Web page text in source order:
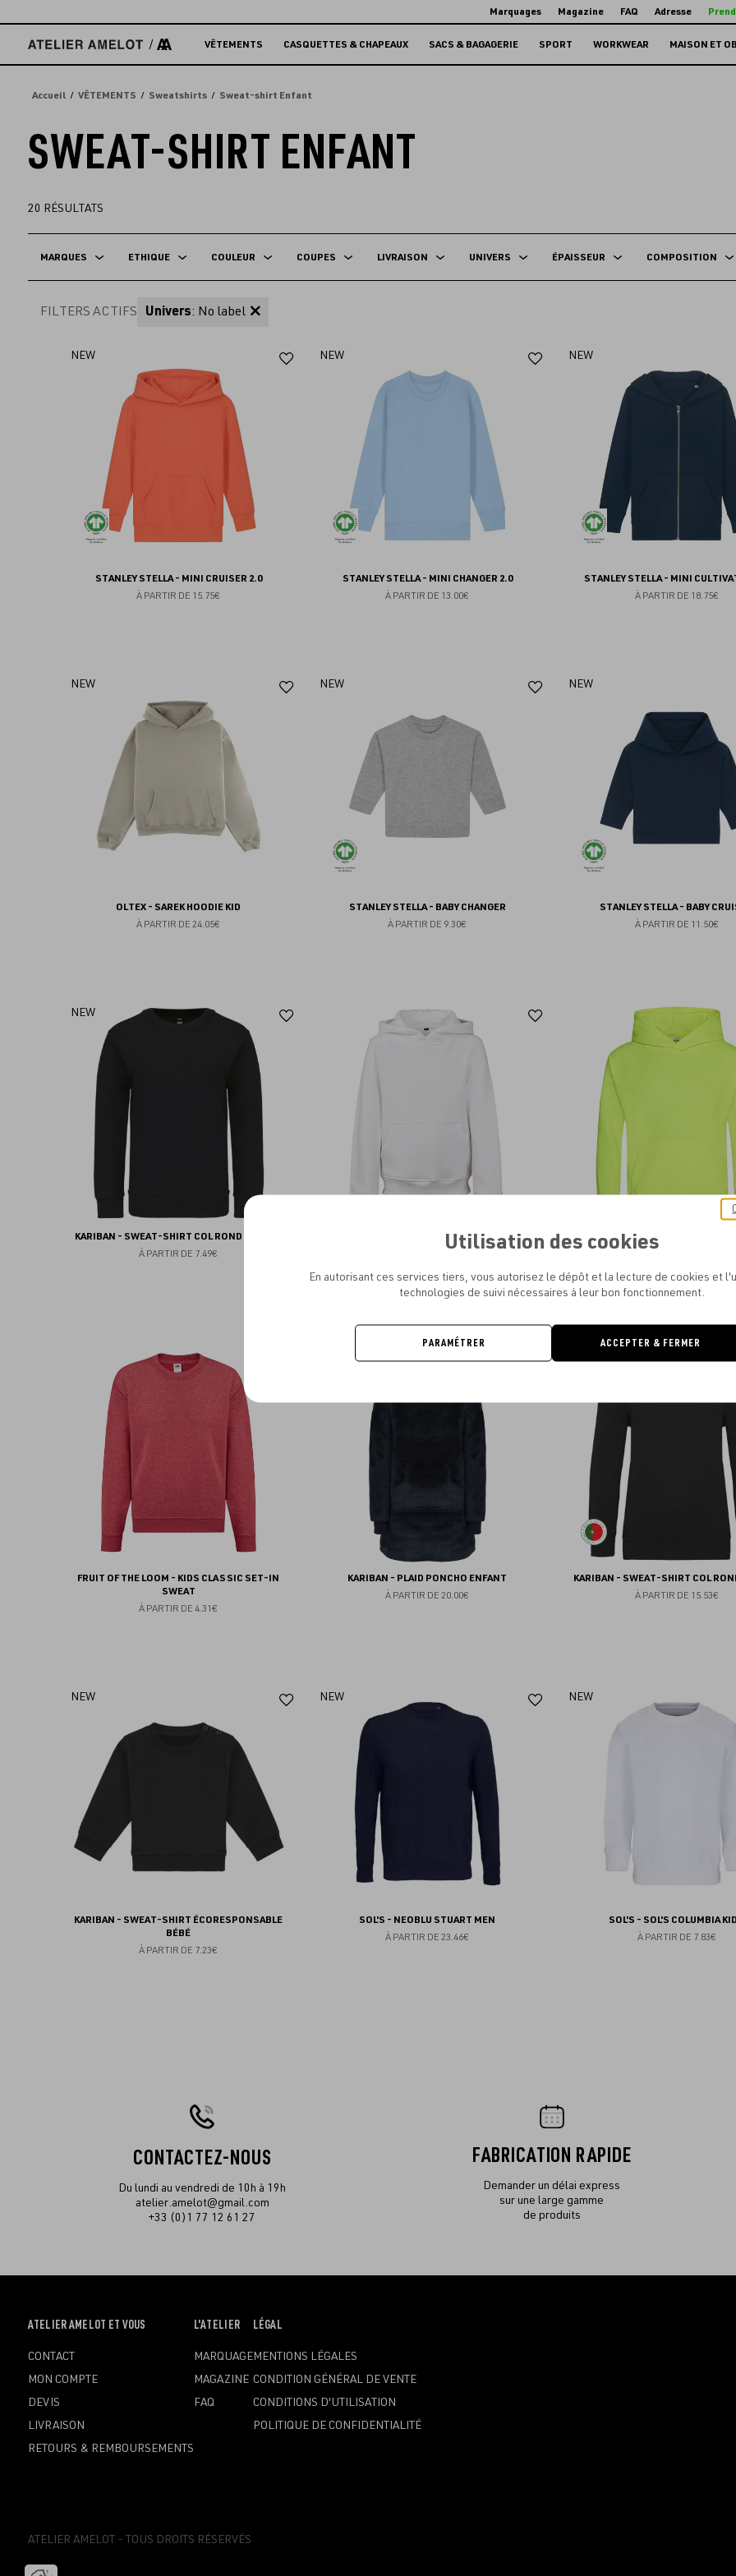
directement
contenu
Marquages Magazine FAQ Adresse
VÊTEMENTS CASQUETTES & CHAPEAUX SACS & BAGAGERIE SPORT WORKWEAR MAISON ET
Accueil VÊTEMENTS Sweatshirts Sweat-shirt Enfant
SWEAT-SHIRT ENFANT
20 RÉSULTATS
MARQUES ETHIQUE COULEUR COUPES LIVRAISON UNIVERS ÉPAISSEUR COMPOSITION
FILTERS ACTIFS Univers: No label
NEW
STANLEY STELLA - MINI CRUISER 2.0
À PARTIR DE 15.75€
Ajouter
NEW
STANLEY STELLA - MINI CHANGER 2.0
À PARTIR DE 13.00€
Ajouter
NEW
STANLEY STELLA - MINI
À PARTIR DE 18.75€
NEW
OLTEX - SAREK HOODIE KID
À PARTIR DE 24.05€
Ajouter
NEW
STANLEY STELLA - BABY CHANGER
À PARTIR DE 9.30€
Ajouter
NEW
STANLEY STELLA - BABY
À PARTIR DE 11.50€
NEW
KARIBAN - SWEAT-SHIRT COL ROND ENFANT
À PARTIR DE 7.49€
BUILD YOUR BRAND - KIDS' BASIC HOODY
JUST HOODS - KIDS` ELECTRIC
FRUIT OF THE LOOM - KIDS CLASSIC SET-IN
SWEAT
À PARTIR DE 4.31€
Ajouter
KARIBAN - PLAID PONCHO ENFANT
À PARTIR DE 20.00€
Ajouter
favoris
KARIBAN - SWEAT-SHIRT COL
À PARTIR DE 15.53€
NEW
KARIBAN - SWEAT-SHIRT ÉCORESPONSABLE
BÉBÉ
À PARTIR DE 7.23€
Ajouter
NEW
SOL'S - NEOBLU STUART MEN
À PARTIR DE 23.46€
Ajouter
NEW
SOL'S - SOL'S COLUMBIA
À PARTIR DE 7.83€
CONTACTEZ-NOUS
Du lundi au vendredi de 10h à 19h
atelier.amelot@gmail.com
+33 (0)1 77 12 61 27
FABRICATION RAPIDE
Demander un délai express
sur une large gamme
de produits
OUVRIR
MENU
ATELIER AMELOT ET VOUS
CONTACT
MON COMPTE
DEVIS
LIVRAISON
RETOURS & REMBOURSEMENTS
OUVRIR
MENU
L'ATELIER
MARQUAGE
MAGAZINE
FAQ
OUVRIR
MENU
LÉGAL
MENTIONS LÉGALES
CONDITION GÉNÉRAL DE VENTE
CONDITIONS D'UTILISATION
POLITIQUE DE CONFIDENTIALITÉ
ATELIER AMELOT - TOUS DROITS RÉSERVÉS
Utilisation des cookies
En autorisant ces services tiers, vous autorisez le dépôt et la lecture de cookies et
technologies de suivi nécessaires à leur bon fonctionnement.
PARAMÉTRER ACCEPTER & FERMER